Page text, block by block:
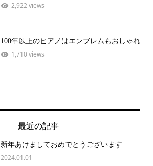
2,922 views
100年以上のピアノはエンブレムもおしゃれ
1,710 views
最近の記事
新年あけましておめでとうございます
2024.01.01